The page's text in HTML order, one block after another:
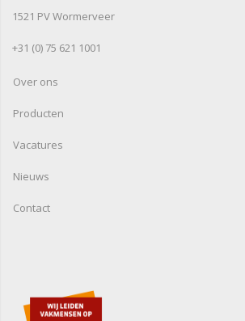
1521 PV Wormerveer
+31 (0) 75 621 1001
Over ons
Producten
Vacatures
Nieuws
Contact